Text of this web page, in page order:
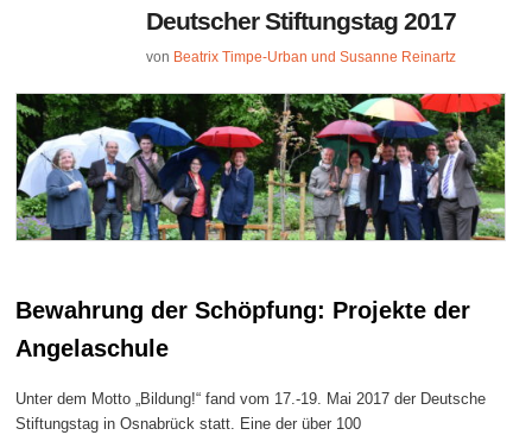
Deutscher Stiftungstag 2017
von Beatrix Timpe-Urban und Susanne Reinartz
Bewahrung der Schöpfung: Projekte der
Angelaschule
Unter dem Motto „Bildung!“ fand vom 17.-19. Mai 2017 der Deutsche
Stiftungstag in Osnabrück statt. Eine der über 100